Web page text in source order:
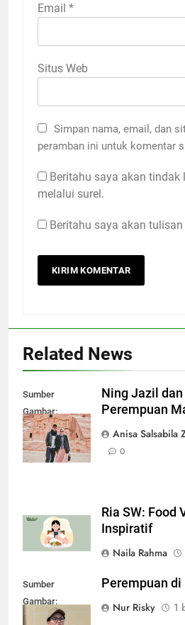
Email *
Situs Web
Simpan nama, email, dan
peramban ini untuk komentar
Beritahu saya akan tindak
melalui surel.
Beritahu saya akan
Related News
Sumber
Gambar:
radarkediri.jawapos.com
Ning Jazil
Perempuan
Anisa Salsabila
0
Ria SW: Food
Inspiratif
Naila Rahma
Sumber
Gambar:
timesmalut.com
Perempuan di
Nur Risky
1